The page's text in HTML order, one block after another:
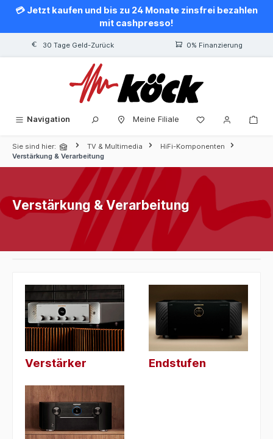
springen
💳 Jetzt kaufen und bis zu 24 Monate zinsfrei bezahlen
mit cashpresso!
30 Tage Geld-Zurück 0% Finanzierung
Navigation Meine Filiale
Sie sind hier: TV & Multimedia
HiFi-Komponenten
Verstärkung & Verarbeitung
Verstärkung & Verarbeitung
Verstärker Endstufen